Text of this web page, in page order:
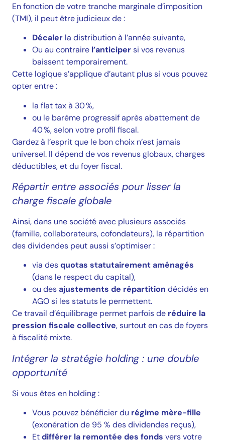
En fonction de votre tranche marginale d’imposition
(TMI), il peut être judicieux de :
Décaler la distribution à l’année suivante,
Ou au contraire l’anticipersi vos revenus
baissent temporairement.
Cette logique s’applique d’autant plus si vous pouvez
opter entre :
la flat tax à 30 %,
ou le barème progressif après abattement de
40 %, selon votre profil fiscal.
Gardez à l’esprit que le bon choix n’est jamais
universel. Il dépend de vos revenus globaux, charges
déductibles, et du foyer fiscal.
Répartir entre associés pour lisser la
charge fiscale globale
Ainsi, dans une société avec plusieurs associés
(famille, collaborateurs, cofondateurs), la répartition
des dividendes peut aussi s’optimiser :
via desquotas statutairement aménagés
(dans le respect du capital),
ou desajustements de répartition décidés en
AGO si les statuts le permettent.
Ce travail d’équilibrage permet parfois de réduire la
pression fiscale collective, surtout en cas de foyers
à fiscalité mixte.
Intégrer la stratégie holding : une double
opportunité
Si vous êtes en holding :
Vous pouvez bénéficier du régime mère-fille
(exonération de 95 % des dividendes reçus),
Etdifférer la remontée des fonds vers votre
Prendre rendez-vous